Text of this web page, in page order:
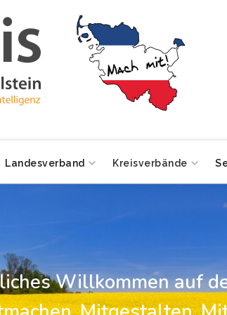
Landesverband Kreisverbände
Willkommen auf